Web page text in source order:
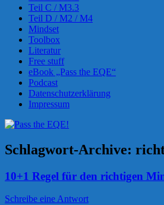
Teil C / M3.3
Teil D / M2 / M4
Mindset
Toolbox
Literatur
Free stuff
eBook „Pass the EQE“
Podcast
Datenschutzerklärung
Impressum
Schlagwort-Archive:
10+1 Regel für den richtigen
Schreibe eine Antwort